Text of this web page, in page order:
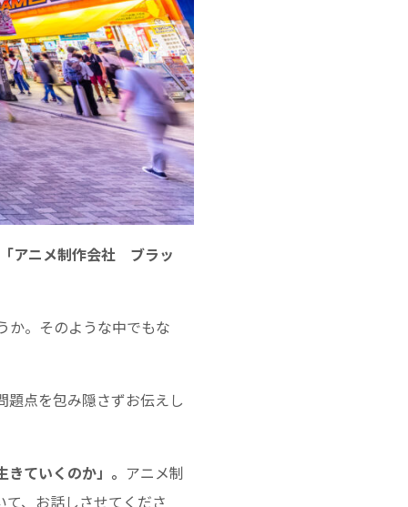
アニメ制作会社 ブラッ
か。そのような中でもな
題点を包み隠さずお伝えし
ていくのか」。 アニメ制
、お話しさせてくださ